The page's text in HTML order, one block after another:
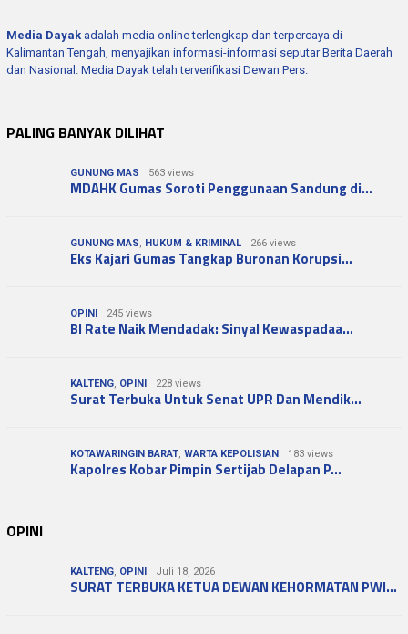
Media Dayak adalah media online terlengkap dan terpercaya di
Kalimantan Tengah, menyajikan informasi-informasi seputar Berita Daerah
dan Nasional. Media Dayak telah terverifikasi Dewan Pers.
PALING BANYAK DILIHAT
GUNUNG MAS 563 views
MDAHK Gumas Soroti Penggunaan Sandung di…
GUNUNG MAS, HUKUM & KRIMINAL 266 views
Eks Kajari Gumas Tangkap Buronan Korupsi…
OPINI 245 views
BI Rate Naik Mendadak: Sinyal Kewaspadaa…
KALTENG, OPINI 228 views
Surat Terbuka Untuk Senat UPR Dan Mendik…
KOTAWARINGIN BARAT, WARTA KEPOLISIAN 183 views
Kapolres Kobar Pimpin Sertijab Delapan P…
OPINI
KALTENG, OPINI Juli 18, 2026
SURAT TERBUKA KETUA DEWAN KEHORMATAN PWI…